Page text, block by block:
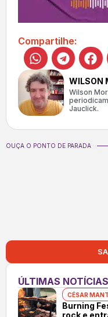
Compartilhe:
WILSON
Wilson
Jauclick.
OUÇA O PONTO DE PARADA
ÚLTIMAS NOTÍCIAS
CÉSAR
Burning
rock e